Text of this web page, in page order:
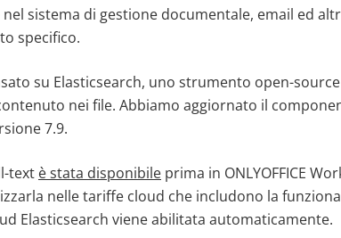
nel sistema di gestione documentale, email ed
specifico.
su Elasticsearch, uno strumento open-
nei file. Abbiamo aggiornato il
7.9.
text è stata disponibile prima in ONLYOFFICE
nelle tariffe cloud che includono la
Elasticsearch viene abilitata automaticamente.